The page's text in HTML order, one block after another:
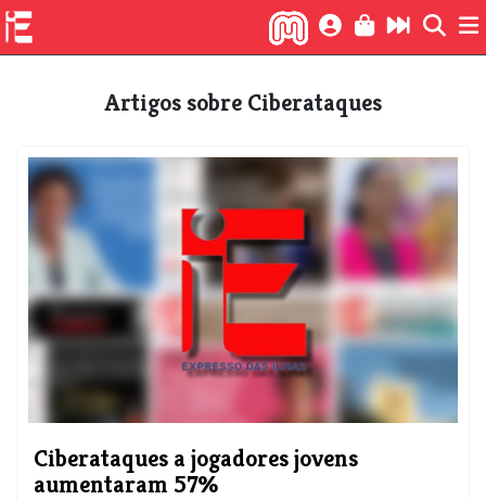
Artigos sobre Ciberataques
Ciberataques a jogadores jovens
aumentaram 57%